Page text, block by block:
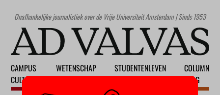
Onafhankelijke journalistiek over de Vrije Universiteit Amsterdam | Sinds 1953
CAMPUS
CULTUUR
WETENSCHAP
STUDENTENLEVEN
COLUMN
BLOG